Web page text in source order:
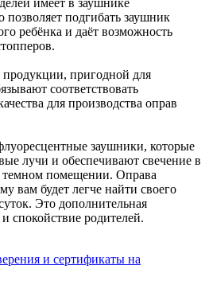
подгибать заушник
ребёнка и даёт возможность
пригодной для
соответствовать
для производства оправ
заушники, которые
лучи и обеспечивают свечение в
темном помещении. Оправа
вам будет легче найти своего
Это дополнительная
спокойствие родителей.
и сертификаты на